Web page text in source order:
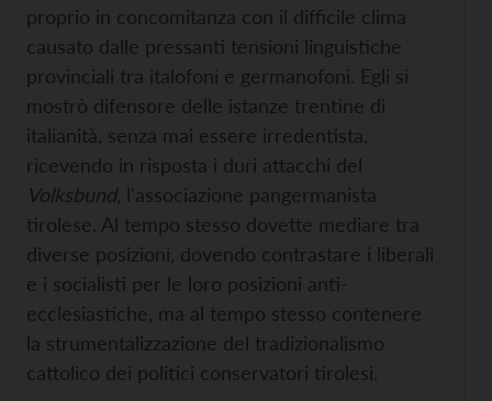
proprio in concomitanza con il difficile clima
causato dalle pressanti tensioni linguistiche
provinciali tra italofoni e germanofoni. Egli si
mostrò difensore delle istanze trentine di
italianità, senza mai essere irredentista,
ricevendo in risposta i duri attacchi del
Volksbund, l'associazione pangermanista
tirolese. Al tempo stesso dovette mediare tra
diverse posizioni, dovendo contrastare i liberali
e i socialisti per le loro posizioni anti-
ecclesiastiche, ma al tempo stesso contenere
la strumentalizzazione del tradizionalismo
cattolico dei politici conservatori tirolesi.